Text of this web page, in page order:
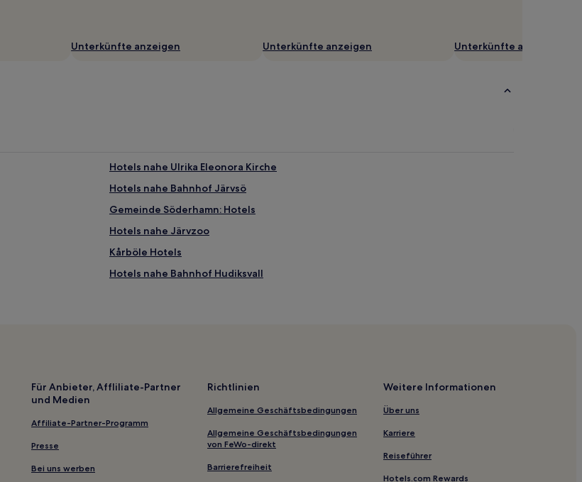
Unterkünfte anzeigen Unterkünfte anzeigen Unterkünfte anzeigen
Hotels nahe Ulrika Eleonora Kirche
Hotels nahe Bahnhof Järvsö
Gemeinde Söderhamn: Hotels
Hotels nahe Järvzoo
Kårböle Hotels
Hotels nahe Bahnhof Hudiksvall
Für Anbieter, Affliliate-Partner
und Medien
Affiliate-Partner-Programm
Presse
Bei uns werben
Richtlinien
Allgemeine Geschäftsbedingungen
Allgemeine Geschäftsbedingungen
von FeWo-direkt
Barrierefreiheit
Weitere Informationen
Über uns
Karriere
Reiseführer
Hotels.com Rewards